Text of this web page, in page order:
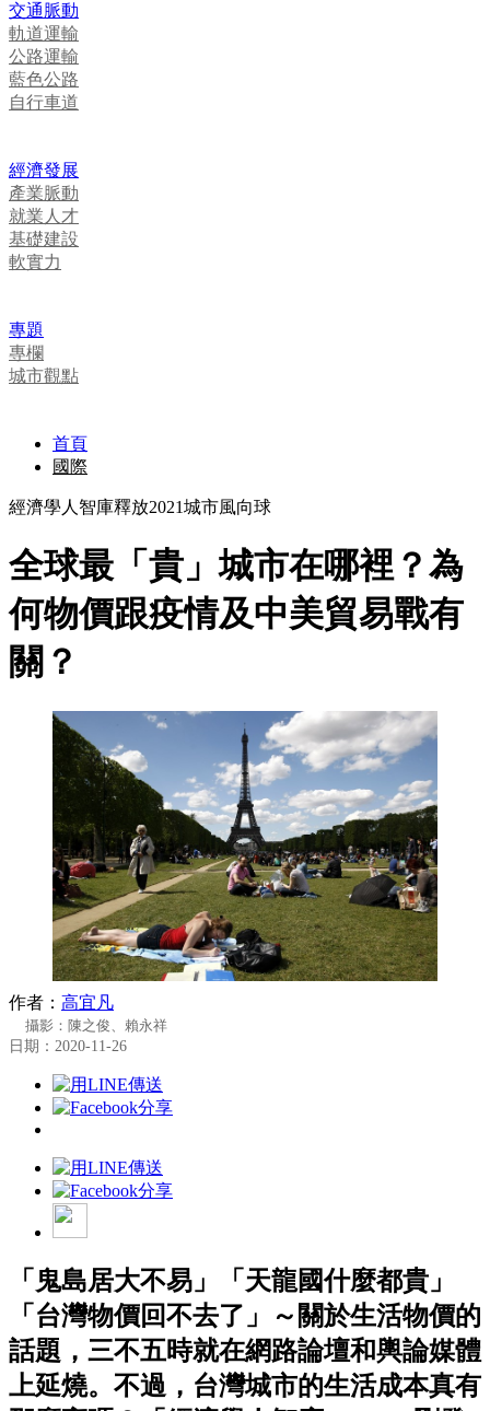
交通脈動
軌道運輸
公路運輸
藍色公路
自行車道
經濟發展
產業脈動
就業人才
基礎建設
軟實力
專題
專欄
城市觀點
首頁
國際
經濟學人智庫釋放2021城市風向球
全球最「貴」城市在哪裡？為
何物價跟疫情及中美貿易戰有
關？
作者： 高宜凡
攝影：陳之俊、賴永祥
日期：2020-11-26
「鬼島居大不易」「天龍國什麼都貴」
「台灣物價回不去了」～關於生活物價的
話題，三不五時就在網路論壇和輿論媒體
上延燒。不過，台灣城市的生活成本真有